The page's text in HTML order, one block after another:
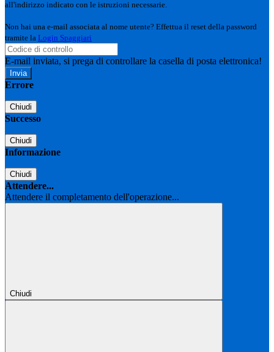
all'indirizzo indicato con le istruzioni necessarie.
Non hai una e-mail associata al nome utente? Effettua il reset della password
tramite la Login Spaggiari
E-mail inviata, si prega di controllare la casella di posta elettronica!
Errore
Chiudi
Successo
Chiudi
Informazione
Chiudi
Attendere...
Attendere il completamento dell'operazione...
Chiudi